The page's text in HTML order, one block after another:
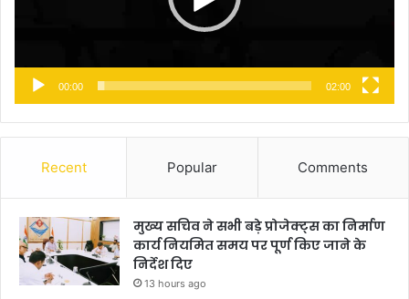
00:00 02:00
Recent Popular Comments
मुख्य सचिव ने सभी बड़े प्रोजेक्ट्स का निर्माण
कार्य नियमित समय पर पूर्ण किए जाने के
निर्देश दिए
13 hours ago